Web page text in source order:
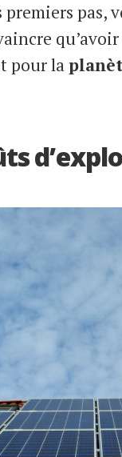
premiers pas,
pour la